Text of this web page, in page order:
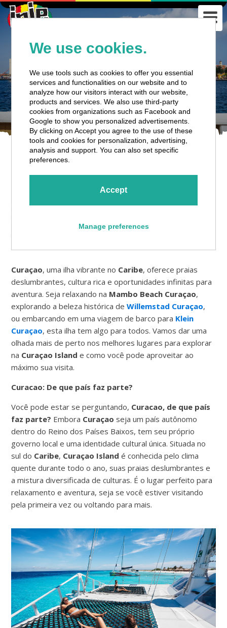
Descubra as maravilhas de
os melhores pontos da ilha
Curaçao, uma ilha vibrante no Caribe, oferece praias
deslumbrantes, cultura rica e oportunidades infinitas para
aventura. Seja relaxando na Mambo Beach Curaçao,
explorando a beleza histórica deWillemstad Curaçao,
ou embarcando em uma viagem de barco para Klein
Curaçao, esta ilha tem algo para todos. Vamos dar uma
olhada mais de perto nos melhores lugares para explorar
na Curaçao Island e como você pode aproveitar ao
máximo sua visita.
Curacao: De que país faz parte?
Você pode estar se perguntando, Curacao, de que país
faz parte? Embora Curaçao seja um país autônomo
dentro do Reino dos Países Baixos, tem seu próprio
governo local e uma identidade cultural única. Situada no
sul do Caribe, Curaçao Island é conhecida pelo clima
quente durante todo o ano, suas praias deslumbrantes e
a mistura diversificada de culturas. É o lugar perfeito para
relaxamento e aventura, seja se você estiver visitando
pela primeira vez ou voltando para mais.
We use cookies.
We use tools such as cookies to offer you essential
services and functionalities on our website and to
analyze how our visitors interact with our website,
products and services. We also use third-party
cookies from organizations such as Facebook and
Google to show you personalized advertisements.
By clicking on Accept you agree to the use of these
tools and cookies for personalization, advertising,
analysis and support. You can also set specific
preferences.
Accept
Manage preferences